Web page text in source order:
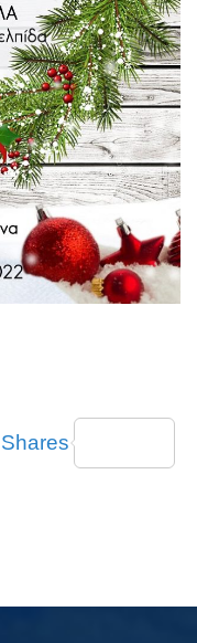
LinkedIn
Shares